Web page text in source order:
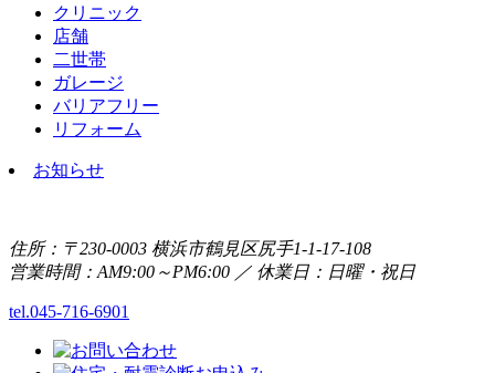
クリニック
店舗
二世帯
ガレージ
バリアフリー
リフォーム
お知らせ
住所：〒230-0003 横浜市鶴見区尻手1-1-17-108
営業時間：AM9:00～PM6:00 ／ 休業日：日曜・祝日
tel.045-716-6901